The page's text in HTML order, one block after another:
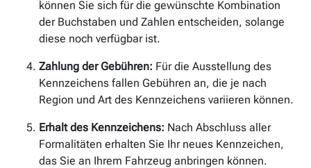
können Sie sich für die gewünschte Kombination
der Buchstaben und Zahlen entscheiden, solange
diese noch verfügbar ist.
Zahlung der Gebühren: Für die Ausstellung des
Kennzeichens fallen Gebühren an, die je nach
Region und Art des Kennzeichens variieren können.
Erhalt des Kennzeichens: Nach Abschluss aller
Formalitäten erhalten Sie Ihr neues Kennzeichen,
das Sie an Ihrem Fahrzeug anbringen können.